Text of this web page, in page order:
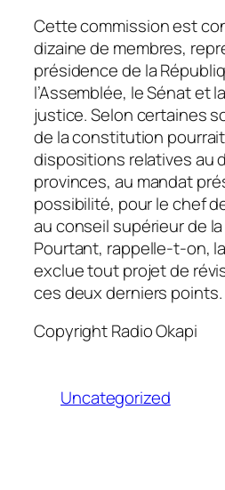
Cette commission est
dizaine de membres,
présidence de la
l’Assemblée, le Sénat et
justice. Selon certaines
de la constitution
dispositions relatives au
provinces, au mandat
possibilité, pour le chef
au conseil supérieur de
Pourtant, rappelle-t-on,
exclue tout projet de
ces deux derniers points.
Copyright Radio Okapi
Uncategorized